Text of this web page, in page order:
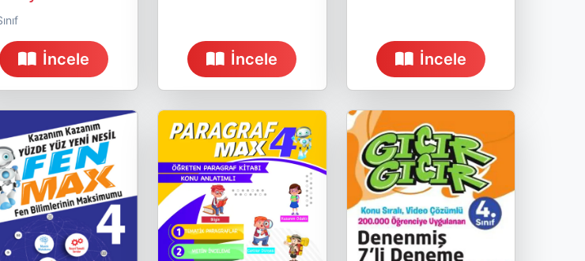
İncele İncele İncele